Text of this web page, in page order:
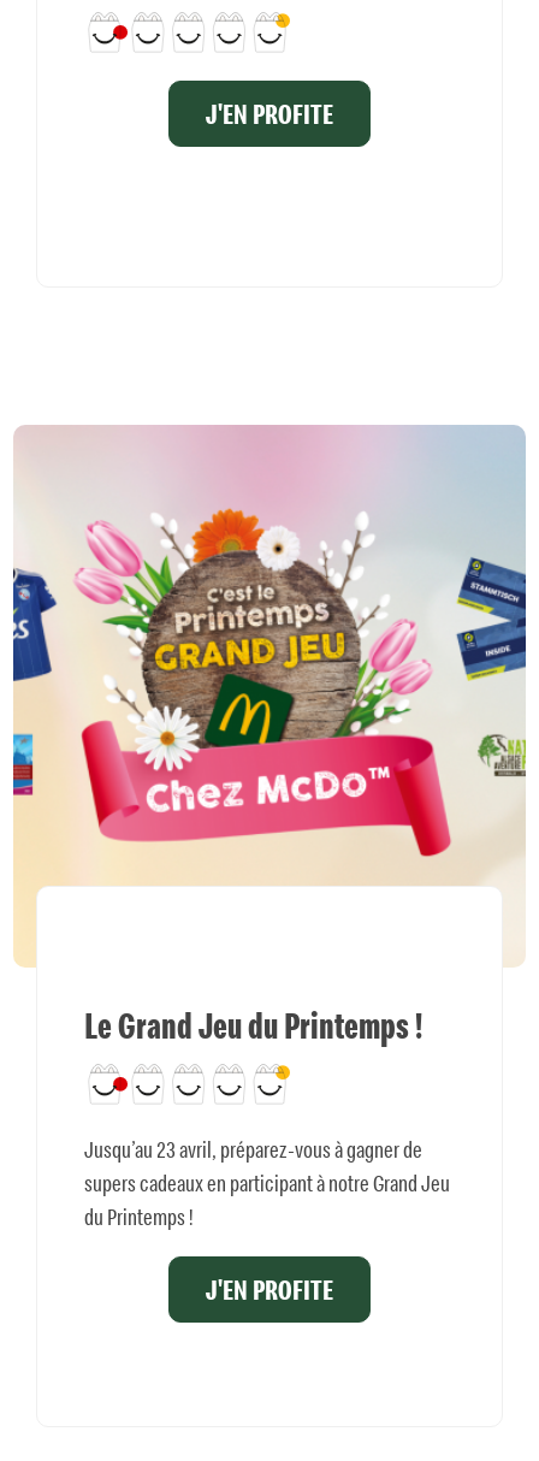
J'EN PROFITE
Le Grand Jeu du Printemps !
Jusqu’au 23 avril, préparez-vous à gagner de
supers cadeaux en participant à notre Grand Jeu
du Printemps !
J'EN PROFITE